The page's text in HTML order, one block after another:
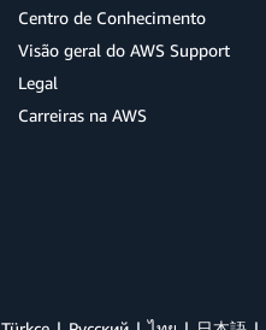
Centro de Conhecimento
Visão geral do AWS Support
Legal
Carreiras na AWS